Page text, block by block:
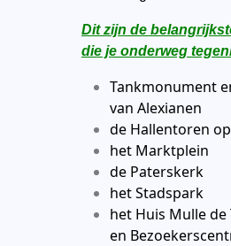
Dit zijn de
die je onderweg
Tankmonument
van Alexianen
de Hallentoren
het Marktplein
de Paterskerk
het Stadspark
het Huis Mulle de
en